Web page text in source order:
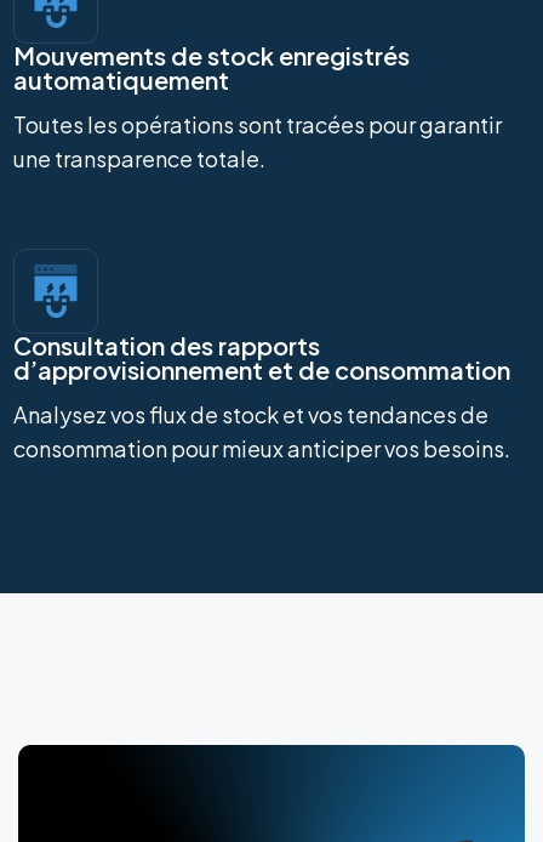
Mouvements de stock enregistrés
automatiquement
Toutes les opérations sont tracées pour garantir
une transparence totale.
Consultation des rapports
d’approvisionnement et de consommation
Analysez vos flux de stock et vos tendances de
consommation pour mieux anticiper vos besoins.